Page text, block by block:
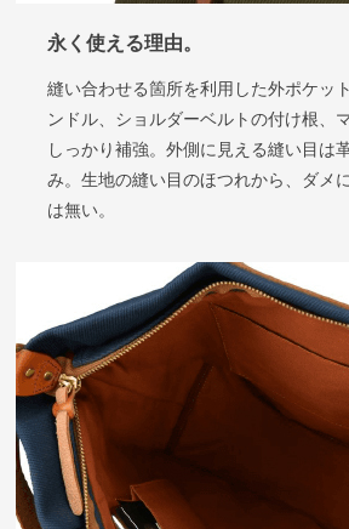
永く使える理由。
縫い合わせる箇所を利用した外ポケッ
ンドル、ショルダーベルトの付け根、
しっかり補強。外側に見える縫い目は
み。生地の縫い目のほつれから、ダメ
は無い。